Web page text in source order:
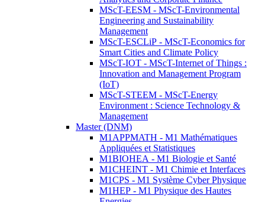
MScT-EESM - MScT-Environmental
Engineering and Sustainability
Management
MScT-ESCLiP - MScT-Economics for
Smart Cities and Climate Policy
MScT-IOT - MScT-Internet of Things :
Innovation and Management Program
(IoT)
MScT-STEEM - MScT-Energy
Environment : Science Technology &
Management
Master (DNM)
M1APPMATH - M1 Mathématiques
Appliquées et Statistiques
M1BIOHEA - M1 Biologie et Santé
M1CHEINT - M1 Chimie et Interfaces
M1CPS - M1 Système Cyber Physique
M1HEP - M1 Physique des Hautes